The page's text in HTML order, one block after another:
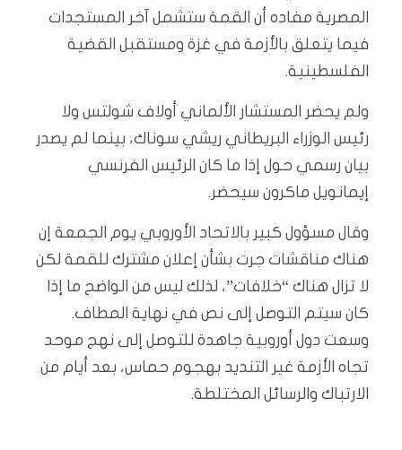
المصرية مفاده أن القمة ستشمل آخر المستجدات
فيما يتعلق بالأزمة في غزة ومستقبل القضية
الفلسطينية.
ولم يحضر المستشار الألماني أولاف شولتس ولا
رئيس الوزراء البريطاني ريشي سوناك، بينما لم يصدر
بيان رسمي حول إذا ما كان الرئيس الفرنسي
إيمانويل ماكرون سيحضر.
وقال مسؤول كبير بالاتحاد الأوروبي يوم الجمعة إن
هناك مناقشات جرت بشأن إعلان مشترك للقمة لكن
لا تزال هناك “خلافات”، لذلك ليس من الواضح ما إذا
كان سيتم التوصل إلى نص في نهاية المطاف.
وسعت دول أوروبية جاهدة للتوصل إلى نهج موحد
تجاه الأزمة غير التنديد بهجوم حماس، بعد أيام من
الارتباك والرسائل المختلطة.